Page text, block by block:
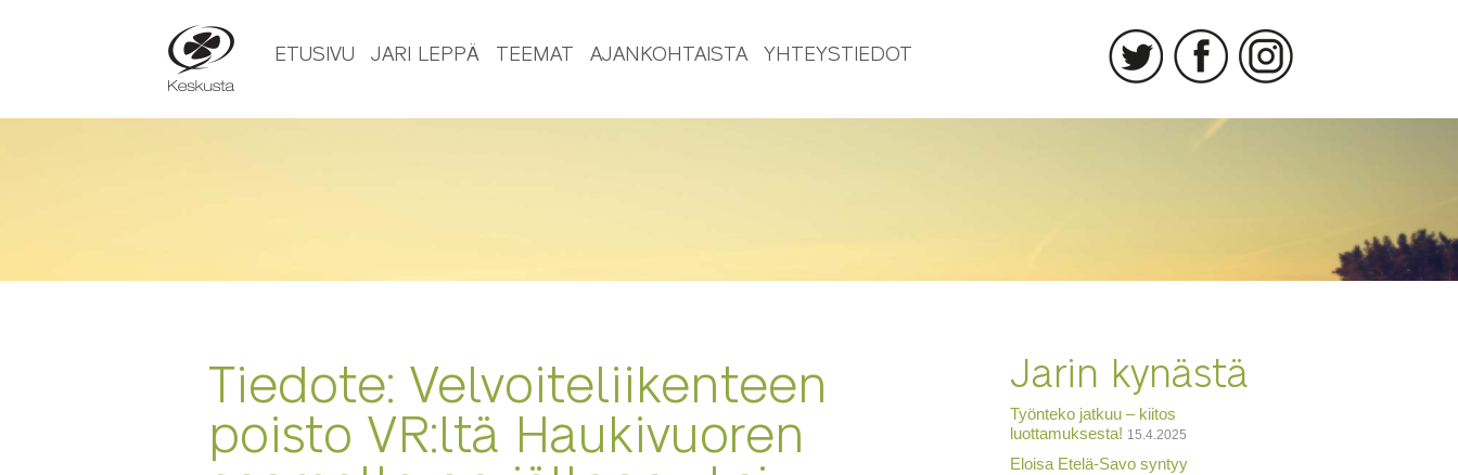
ETUSIVU JARI LEPPÄ TEEMAT AJANKOHTAISTA YHTEYSTIEDOT
Tiedote: Velvoiteliikenteen
poisto VR:ltä Haukivuoren
Jarin kynästä
Työnteko jatkuu – kiitos
luottamuksesta! 15.4.2025
Eloisa Etelä-Savo syntyy